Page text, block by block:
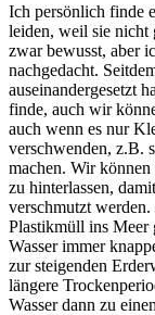
Ich persönlich finde
leiden, weil sie nicht
zwar bewusst, aber
nachgedacht.
auseinandergesetzt
finde, auch wir
auch wenn es nur
verschwenden, z.B.
machen. Wir
zu hinterlassen,
verschmutzt
Plastikmüll ins Meer
Wasser immer
zur steigenden
längere
Wasser dann zu